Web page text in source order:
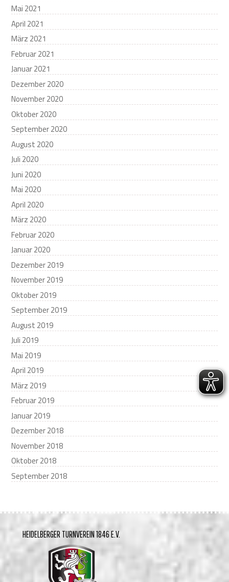
Mai 2021
April 2021
März 2021
Februar 2021
Januar 2021
Dezember 2020
November 2020
Oktober 2020
September 2020
August 2020
Juli 2020
Juni 2020
Mai 2020
April 2020
März 2020
Februar 2020
Januar 2020
Dezember 2019
November 2019
Oktober 2019
September 2019
August 2019
Juli 2019
Mai 2019
April 2019
März 2019
Februar 2019
Januar 2019
Dezember 2018
November 2018
Oktober 2018
September 2018
HEIDELBERGER TURNVEREIN 1846 E.V.